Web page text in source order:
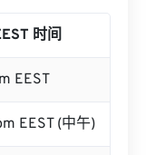
时间
EEST
EEST (中午)